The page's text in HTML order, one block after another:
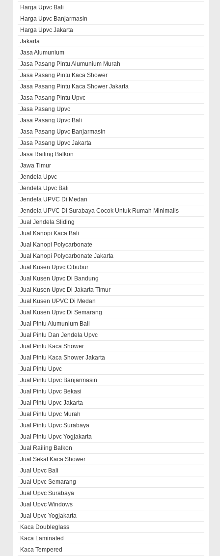
Harga Upvc Bali
Harga Upvc Banjarmasin
Harga Upvc Jakarta
Jakarta
Jasa Alumunium
Jasa Pasang Pintu Alumunium Murah
Jasa Pasang Pintu Kaca Shower
Jasa Pasang Pintu Kaca Shower Jakarta
Jasa Pasang Pintu Upvc
Jasa Pasang Upvc
Jasa Pasang Upvc Bali
Jasa Pasang Upvc Banjarmasin
Jasa Pasang Upvc Jakarta
Jasa Railing Balkon
Jawa Timur
Jendela Upvc
Jendela Upvc Bali
Jendela UPVC Di Medan
Jendela UPVC Di Surabaya Cocok Untuk Rumah Minimalis
Jual Jendela Sliding
Jual Kanopi Kaca Bali
Jual Kanopi Polycarbonate
Jual Kanopi Polycarbonate Jakarta
Jual Kusen Upvc Cibubur
Jual Kusen Upvc Di Bandung
Jual Kusen Upvc Di Jakarta Timur
Jual Kusen UPVC Di Medan
Jual Kusen Upvc Di Semarang
Jual Pintu Alumunium Bali
Jual Pintu Dan Jendela Upvc
Jual Pintu Kaca Shower
Jual Pintu Kaca Shower Jakarta
Jual Pintu Upvc
Jual Pintu Upvc Banjarmasin
Jual Pintu Upvc Bekasi
Jual Pintu Upvc Jakarta
Jual Pintu Upvc Murah
Jual Pintu Upvc Surabaya
Jual Pintu Upvc Yogjakarta
Jual Railing Balkon
Jual Sekat Kaca Shower
Jual Upvc Bali
Jual Upvc Semarang
Jual Upvc Surabaya
Jual Upvc Windows
Jual Upvc Yogjakarta
Kaca Doubleglass
Kaca Laminated
Kaca Tempered